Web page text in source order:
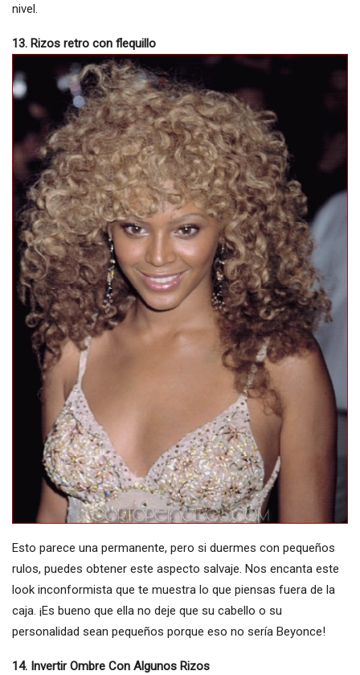
nivel.
13. Rizos retro con flequillo
Esto parece una permanente, pero si duermes con pequeños
rulos, puedes obtener este aspecto salvaje. Nos encanta este
look inconformista que te muestra lo que piensas fuera de la
caja. ¡Es bueno que ella no deje que su cabello o su
personalidad sean pequeños porque eso no sería Beyonce!
14. Invertir Ombre Con Algunos Rizos